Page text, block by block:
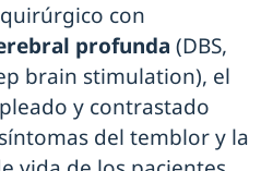
con
profunda (DBS,
brain stimulation), el
y contrastado
del temblor y la